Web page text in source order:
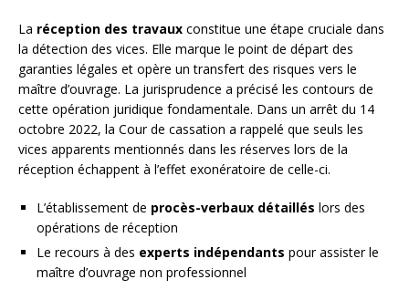
La réception des travaux constitue une étape cruciale dans
la détection des vices. Elle marque le point de départ des
garanties légales et opère un transfert des risques vers le
maître d’ouvrage. La jurisprudence a précisé les contours de
cette opération juridique fondamentale. Dans un arrêt du 14
octobre 2022, la Cour de cassation a rappelé que seuls les
vices apparents mentionnés dans les réserves lors de la
réception échappent à l’effet exonératoire de celle-ci.
L’établissement de procès-verbaux détaillés lors des
opérations de réception
Le recours à des experts indépendants pour assister le
maître d’ouvrage non professionnel